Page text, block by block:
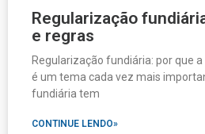
Regularização
e regras
Regularização fundiária: por que
é um tema cada vez mais
fundiária tem
CONTINUE LENDO»